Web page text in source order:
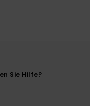
Sie Hilfe?